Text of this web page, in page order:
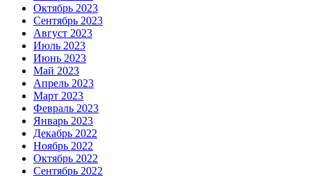
Октябрь 2023
Сентябрь 2023
Август 2023
Июль 2023
Июнь 2023
Май 2023
Апрель 2023
Март 2023
Февраль 2023
Январь 2023
Декабрь 2022
Ноябрь 2022
Октябрь 2022
Сентябрь 2022